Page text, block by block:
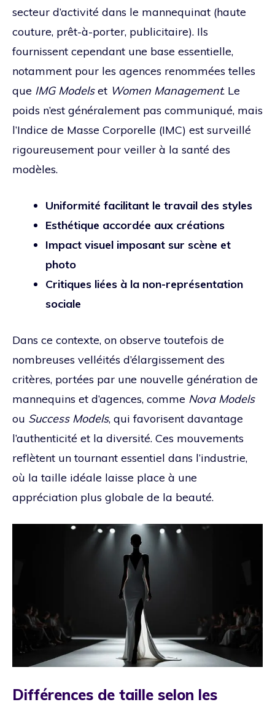
secteur d’activité dans le mannequinat (haute
couture, prêt-à-porter, publicitaire). Ils
fournissent cependant une base essentielle,
notamment pour les agences renommées telles
que IMG Modelset Women Management. Le
poids n’est généralement pas communiqué, mais
l’Indice de Masse Corporelle (IMC) est surveillé
rigoureusement pour veiller à la santé des
modèles.
Uniformité facilitant le travail des styles
Esthétique accordée aux créations
Impact visuel imposant sur scène et
photo
Critiques liées à la non-représentation
sociale
Dans ce contexte, on observe toutefois de
nombreuses velléités d’élargissement des
critères, portées par une nouvelle génération de
mannequins et d’agences, comme Nova Models
ou Success Models, qui favorisent davantage
l’authenticité et la diversité. Ces mouvements
reflètent un tournant essentiel dans l’industrie,
où la taille idéale laisse place à une
appréciation plus globale de la beauté.
Différences de taille selon les